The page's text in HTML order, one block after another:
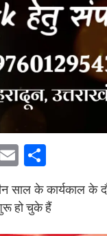
E
m
ail ar
e
साल के कार्यकाल के
हो चुके हैं